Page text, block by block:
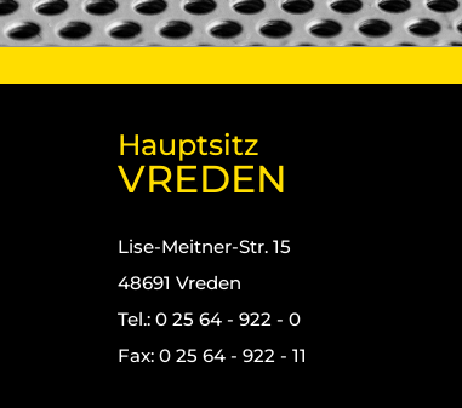
Hauptsitz
VREDEN
Lise-Meitner-Str. 15
48691 Vreden
Tel.: 0 25 64 - 922 - 0
Fax: 0 25 64 - 922 - 11